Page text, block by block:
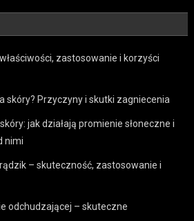
zastosowanie i korzyści
skóry? Przyczyny i skutki zagniecenia
jak działają promienie słoneczne i
nimi
– skuteczność, zastosowanie i
odchudzającej – skuteczne